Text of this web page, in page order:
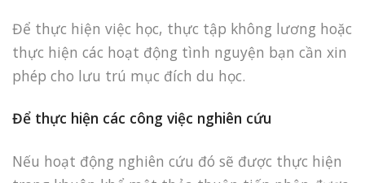
Để thực hiện việc học, thực tập không lương hoặc
thực hiện các hoạt động tình nguyện bạn cần xin
phép cho lưu trú mục đích du học.
Để thực hiện các công việc nghiên cứu
Nếu hoạt động nghiên cứu đó sẽ được thực hiện